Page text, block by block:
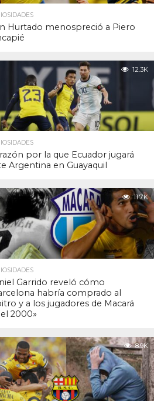
Hurtado menospreció a Piero
12.3K
por la que Ecuador jugará
Argentina en Guayaquil
11.7K
Garrido reveló cómo
habría comprado al
y a los jugadores de Macará
2000»
8.9K